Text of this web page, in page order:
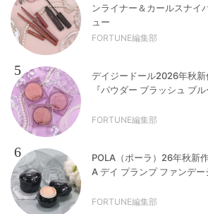
ンライナー＆カールスナイ
ュー
FORTUNE編集部
5
デイジードール2026年秋
『パウダー ブラッシュ ブ
FORTUNE編集部
6
POLA（ポーラ）26年秋新
A デイ プランプ ファンデー
FORTUNE編集部